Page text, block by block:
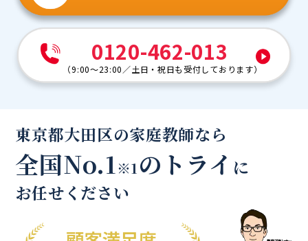
0120-462-013
（9:00～23:00／土日・祝日も受付しております）
東京都大田区の家庭教師なら
全国No.1※1のトライ に
お任せください